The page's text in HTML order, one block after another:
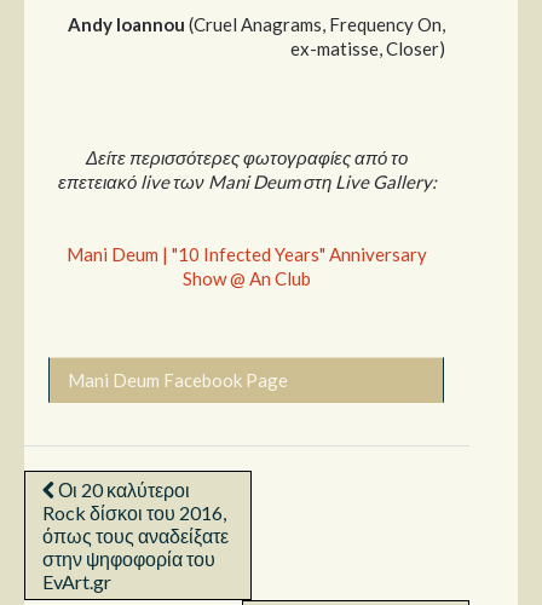
Andy Ioannou (Cruel Αnagrams, Frequency On,
ex-matisse, Closer)
Δείτε περισσότερες φωτογραφίες από το
επετειακό live των Mani Deum στη Live Gallery:
Mani Deum | "10 Infected Years" Anniversary
Show @ An Club
Mani Deum Facebook Page
Οι 20 καλύτεροι
Rock δίσκοι του 2016,
όπως τους αναδείξατε
στην ψηφοφορία του
EvArt.gr